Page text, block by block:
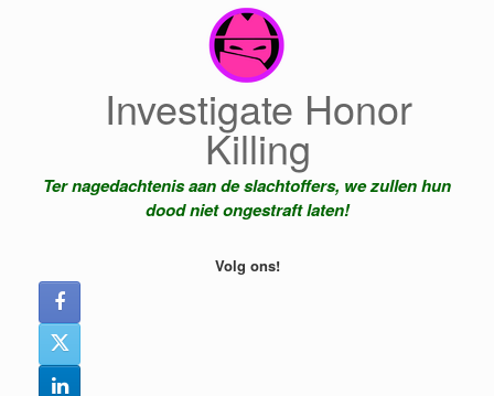
Investigate Honor
Killing
Ter nagedachtenis aan de slachtoffers, we zullen hun
dood niet ongestraft laten!
Volg ons!